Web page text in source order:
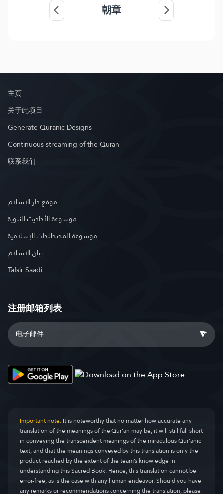
朝章
主页
关于此项目
Generate Quranic Designs
Continuous streaming of the Quran
联系我们
موقع دار الإسلام
موسوعة الأحاديث النبوية
موسوعة المصطلحات الإسلامية
بيان الإسلام
Tafsir Saadi
注册邮箱列表
Important note:It is noteworthy that no matter how accurate any
translation of the meanings of the Qur’an may be, it will still fall short
in conveying the transcendent meanings of the miraculous Qur’anic
text, and that the meanings conveyed by this translation is only the
product reached by the extent of the team’s knowledge in
understanding this Sacred Book. Hence, this translation cannot be
error-free, as is the case with any human endeavor. Should you have
any remarks or recommendations concerning the translation, please